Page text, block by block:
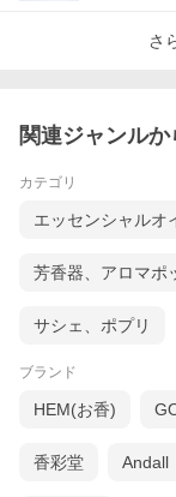
さ
関連ジャンルか
カテゴリ
エッセンシャルオ
芳香器、アロマポ
サシェ、ポプリ
ブランド
HEM(お香)
香彩堂 Andall